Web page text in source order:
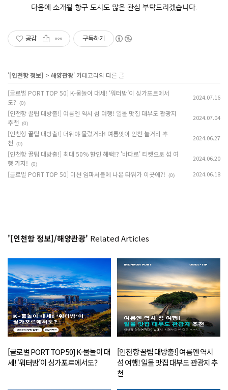
다음에 소개될 항구 도시도 많은 관심 부탁드리겠습니다.
공감 구독하기
'[인천항 정보] > 해양관광' 카테고리의 다른 글
[글로벌 PORT TOP 50] K-물놀이 대세! ‘워터밤’이 싱가포르에서
도?
(0)
2024.07.16
[인천항 꿀팁 대방출!] 여름엔 역시 섬 여행! 일몰 맛집 대부도 관광지
추천
(0)
2024.07.04
[인천항 꿀팁 대방출!] 더위야 물렀거라! 여름맞이 인천 놀거리 추
천
(0)
2024.06.27
[인천항 꿀팁 대방출!] 최대 50% 할인 혜택!? '바다로' 티켓으로 섬 여
행 가자!
(0)
2024.06.20
[글로벌 PORT TOP 50] 미션 임파서블에 나온 타워가 이곳에?! (0) 2024.06.18
'[인천항 정보]/해양관광' Related Articles
[글로벌 PORT TOP 50] K-물놀이 대
세! ‘워터밤’이 싱가포르에서도?
[인천항 꿀팁 대방출!] 여름엔 역시
섬 여행! 일몰 맛집 대부도 관광지 추
천